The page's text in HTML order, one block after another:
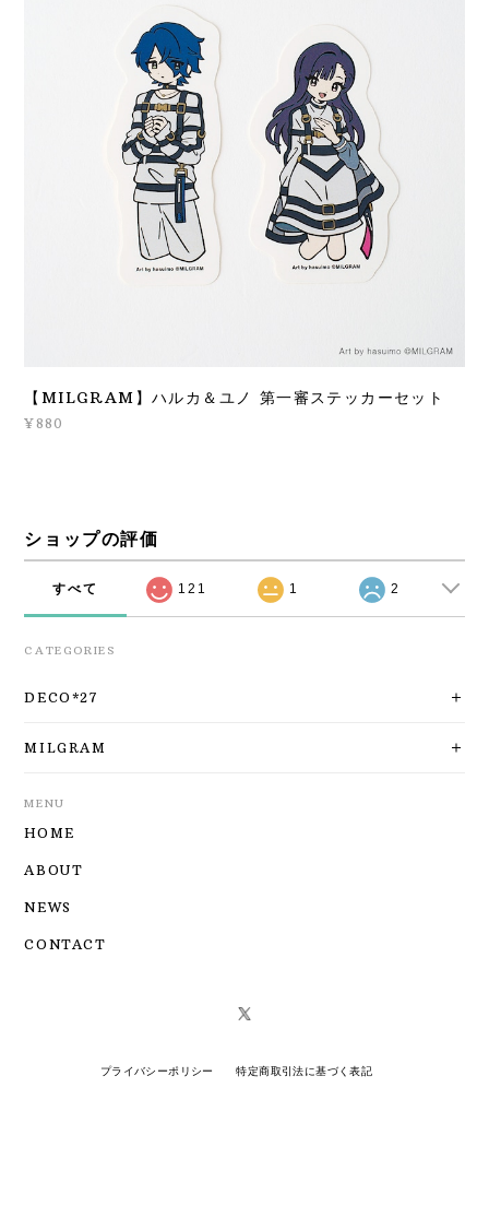
【MILGRAM】ハルカ＆ユノ 第一審ステッカーセット
¥880
ショップの評価
すべて 121 1 2
CATEGORIES
DECO*27
MILGRAM
MENU
HOME
ABOUT
NEWS
CONTACT
プライバシーポリシー 特定商取引法に基づく表記